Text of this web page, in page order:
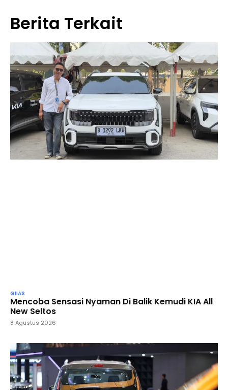
Berita Terkait
GIIAS
Mencoba Sensasi Nyaman Di Balik Kemudi KIA All
New Seltos
8 Agustus 2026